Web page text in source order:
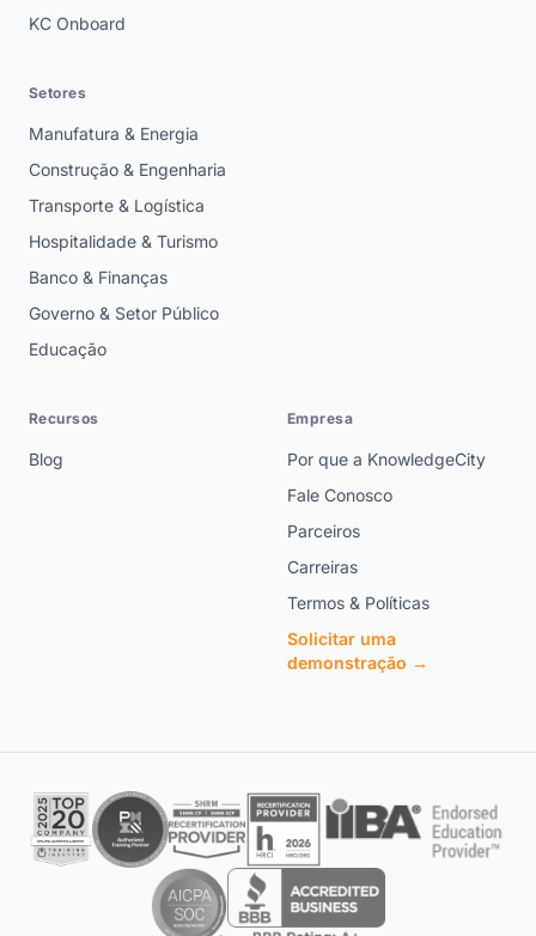
KC Onboard
Setores
Manufatura & Energia
Construção & Engenharia
Transporte & Logística
Hospitalidade & Turismo
Banco & Finanças
Governo & Setor Público
Educação
Recursos
Blog
Empresa
Por que a KnowledgeCity
Fale Conosco
Parceiros
Carreiras
Termos & Políticas
Solicitar uma
demonstração →